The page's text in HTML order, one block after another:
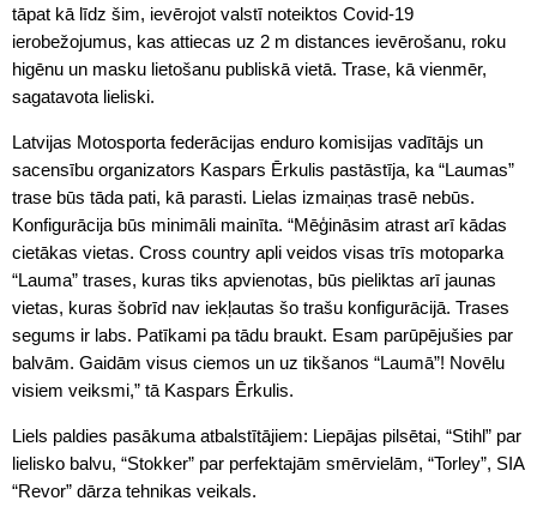
tāpat kā līdz šim, ievērojot valstī noteiktos Covid-19
ierobežojumus, kas attiecas uz 2 m distances ievērošanu, roku
higēnu un masku lietošanu publiskā vietā. Trase, kā vienmēr,
sagatavota lieliski.
Latvijas Motosporta federācijas enduro komisijas vadītājs un
sacensību organizators Kaspars Ērkulis pastāstīja, ka “Laumas”
trase būs tāda pati, kā parasti. Lielas izmaiņas trasē nebūs.
Konfigurācija būs minimāli mainīta. “Mēģināsim atrast arī kādas
cietākas vietas. Cross country apli veidos visas trīs motoparka
“Lauma” trases, kuras tiks apvienotas, būs pieliktas arī jaunas
vietas, kuras šobrīd nav iekļautas šo trašu konfigurācijā. Trases
segums ir labs. Patīkami pa tādu braukt. Esam parūpējušies par
balvām. Gaidām visus ciemos un uz tikšanos “Laumā”! Novēlu
visiem veiksmi,” tā Kaspars Ērkulis.
Liels paldies pasākuma atbalstītājiem: Liepājas pilsētai, “Stihl” par
lielisko balvu, “Stokker” par perfektajām smērvielām, “Torley”, SIA
“Revor” dārza tehnikas veikals.